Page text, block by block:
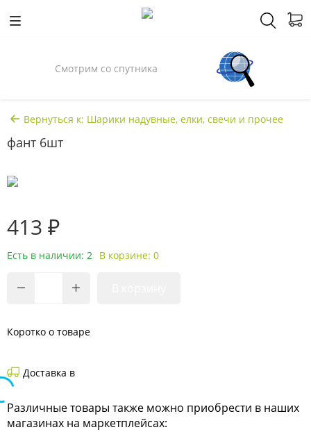
Смотрим со спутника
Вернуться к: Шарики надувные, елки, свечи и прочее
фант 6шт
413 ₽
Есть в наличии: 2 В корзине: 0
Коротко о товаре
Доставка в
Различные товары также можно приобрести в наших
магазинах на маркетплейсах: